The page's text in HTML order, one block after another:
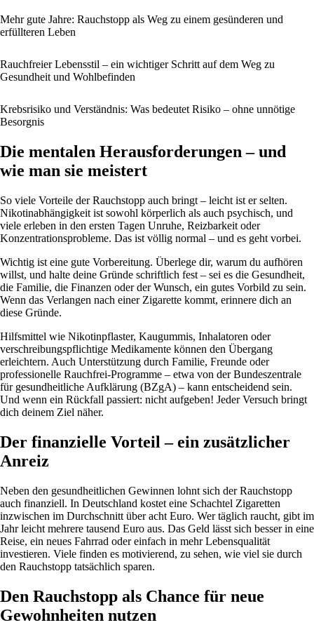
Mehr gute Jahre: Rauchstopp als Weg zu einem gesünderen und
erfüllteren Leben
Rauchfreier Lebensstil – ein wichtiger Schritt auf dem Weg zu
Gesundheit und Wohlbefinden
Krebsrisiko und Verständnis: Was bedeutet Risiko – ohne unnötige
Besorgnis
Die mentalen Herausforderungen – und
wie man sie meistert
So viele Vorteile der Rauchstopp auch bringt – leicht ist er selten.
Nikotinabhängigkeit ist sowohl körperlich als auch psychisch, und
viele erleben in den ersten Tagen Unruhe, Reizbarkeit oder
Konzentrationsprobleme. Das ist völlig normal – und es geht vorbei.
Wichtig ist eine gute Vorbereitung. Überlege dir, warum du aufhören
willst, und halte deine Gründe schriftlich fest – sei es die Gesundheit,
die Familie, die Finanzen oder der Wunsch, ein gutes Vorbild zu sein.
Wenn das Verlangen nach einer Zigarette kommt, erinnere dich an
diese Gründe.
Hilfsmittel wie Nikotinpflaster, Kaugummis, Inhalatoren oder
verschreibungspflichtige Medikamente können den Übergang
erleichtern. Auch Unterstützung durch Familie, Freunde oder
professionelle Rauchfrei-Programme – etwa von der Bundeszentrale
für gesundheitliche Aufklärung (BZgA) – kann entscheidend sein.
Und wenn ein Rückfall passiert: nicht aufgeben! Jeder Versuch bringt
dich deinem Ziel näher.
Der finanzielle Vorteil – ein zusätzlicher
Anreiz
Neben den gesundheitlichen Gewinnen lohnt sich der Rauchstopp
auch finanziell. In Deutschland kostet eine Schachtel Zigaretten
inzwischen im Durchschnitt über acht Euro. Wer täglich raucht, gibt im
Jahr leicht mehrere tausend Euro aus. Das Geld lässt sich besser in eine
Reise, ein neues Fahrrad oder einfach in mehr Lebensqualität
investieren. Viele finden es motivierend, zu sehen, wie viel sie durch
den Rauchstopp tatsächlich sparen.
Den Rauchstopp als Chance für neue
Gewohnheiten nutzen